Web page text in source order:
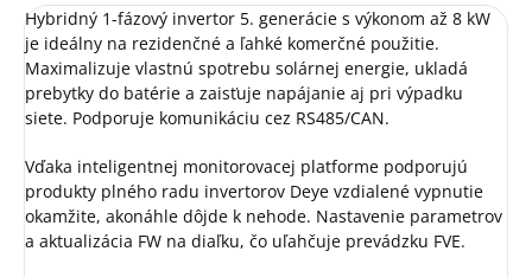
Hybridný 1-fázový invertor 5. generácie s výkonom až 8 kW
je ideálny na rezidenčné a ľahké komerčné použitie.
Maximalizuje vlastnú spotrebu solárnej energie, ukladá
prebytky do batérie a zaisťuje napájanie aj pri výpadku
siete. Podporuje komunikáciu cez RS485/CAN.
Vďaka inteligentnej monitorovacej platforme podporujú
produkty plného radu invertorov Deye vzdialené vypnutie
okamžite, akonáhle dôjde k nehode. Nastavenie parametrov
a aktualizácia FW na diaľku, čo uľahčuje prevádzku FVE.